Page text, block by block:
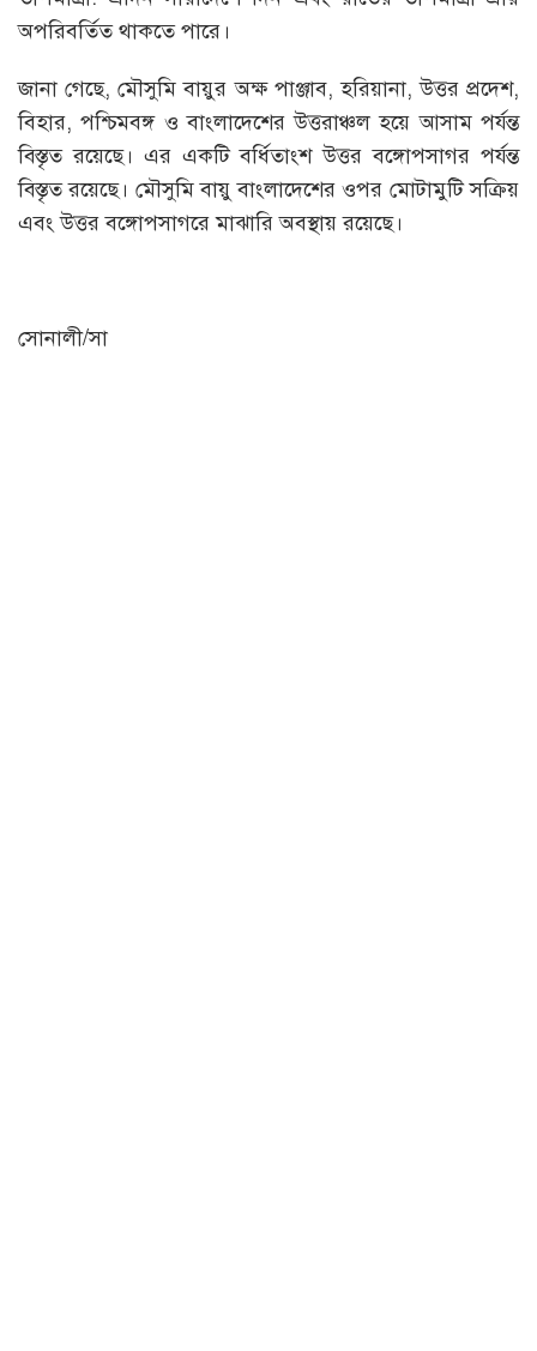
অপরিবর্তিত থাকতে পারে।
জানা গেছে, মৌসুমি বায়ুর অক্ষ পাঞ্জাব, হরিয়ানা, উত্তর প্রদেশ,
বিহার, পশ্চিমবঙ্গ ও বাংলাদেশের উত্তরাঞ্চল হয়ে আসাম পর্যন্ত
বিস্তৃত রয়েছে। এর একটি বর্ধিতাংশ উত্তর বঙ্গোপসাগর পর্যন্ত
বিস্তৃত রয়েছে। মৌসুমি বায়ু বাংলাদেশের ওপর মোটামুটি সক্রিয়
এবং উত্তর বঙ্গোপসাগরে মাঝারি অবস্থায় রয়েছে।
সোনালী/সা